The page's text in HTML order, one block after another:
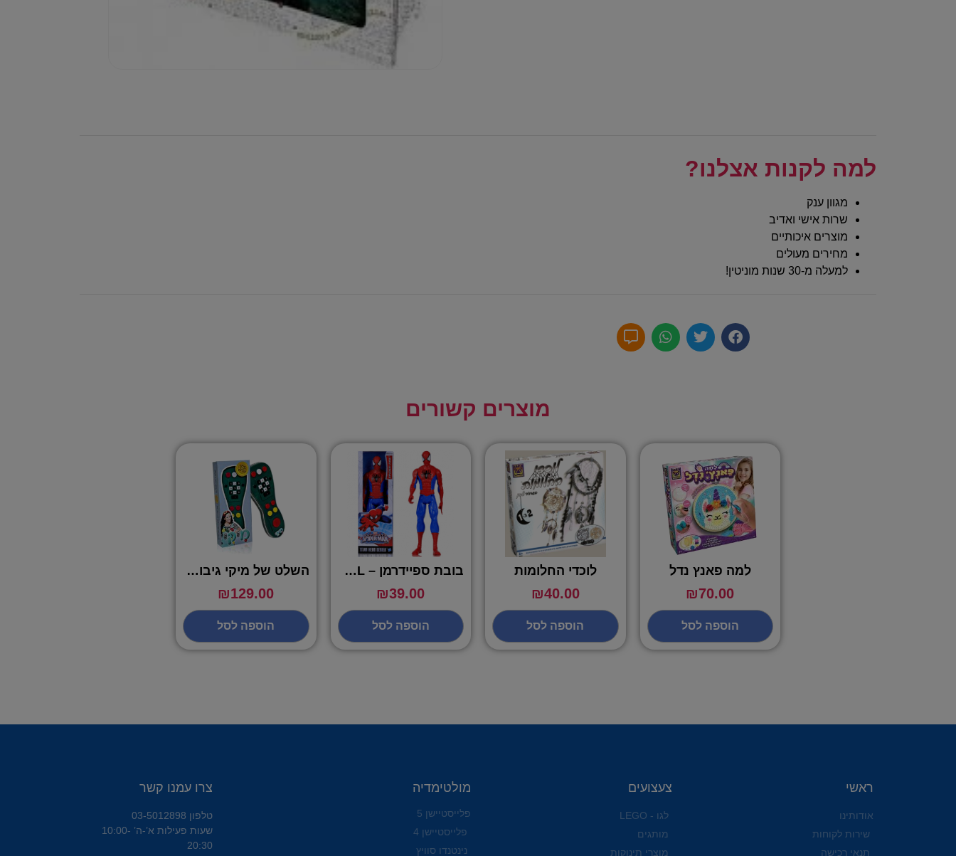
למה לקנות אצלנו?
מגוון ענק
שרות אישי ואדיב
מוצרים איכותיים
מחירים מעולים
למעלה מ-30 שנות מוניטין!
מוצרים קשורים
למה פאנץ נדל
₪70.00
הוספה לסל
לוכדי החלומות
₪40.00
הוספה לסל
בובת ספיידרמן – MARVEL
₪39.00
הוספה לסל
השלט של מיקי גיבורת הילדים
₪129.00
הוספה לסל
ראשי
אודותינו
שירות לקוחות
תנאי רכישה
צעצועים
לגו - LEGO
מותגים
מוצרי תינוקות
מולטימדיה
פלייסטיישן 5
פלייסטיישן 4
נינטנדו סוויץ
צרו עמנו קשר
טלפון 03-5012898
שעות פעילות א’-ה’ 10:00-
20:30